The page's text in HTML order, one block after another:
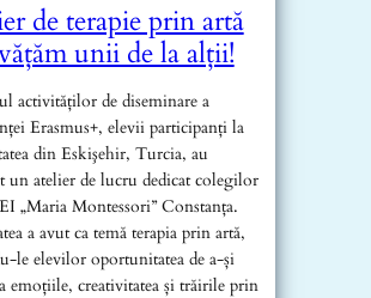
de terapie prin artă
unii de la alții!
activităților de diseminare a
Erasmus+, elevii participanți la
din Eskişehir, Turcia, au
un atelier de lucru dedicat colegilor
„Maria Montessori” Constanța.
a avut ca temă terapia prin artă,
le elevilor oportunitatea de a-și
emoțiile, creativitatea și trăirile prin